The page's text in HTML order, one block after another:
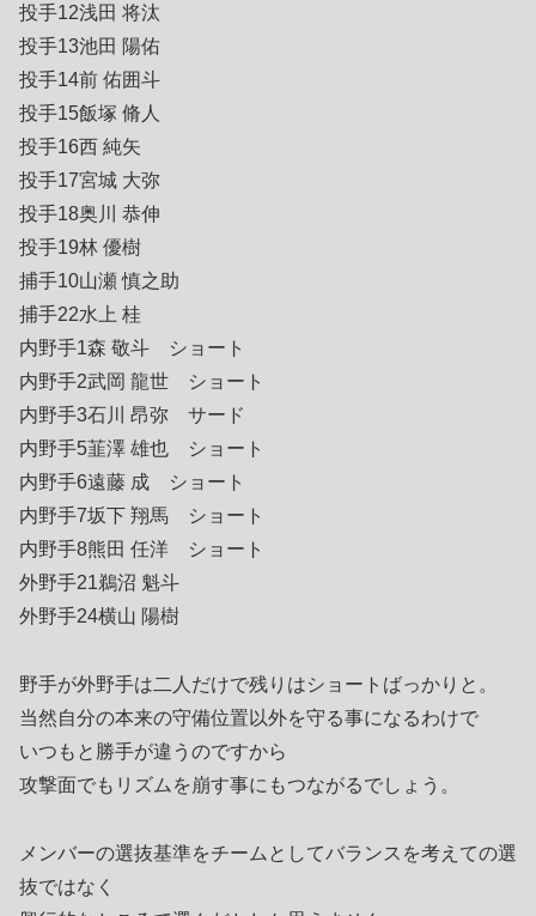
投手12浅田 将汰
投手13池田 陽佑
投手14前 佑囲斗
投手15飯塚 脩人
投手16西 純矢
投手17宮城 大弥
投手18奥川 恭伸
投手19林 優樹
捕手10山瀬 慎之助
捕手22水上 桂
内野手1森 敬斗 ショート
内野手2武岡 龍世 ショート
内野手3石川 昂弥 サード
内野手5韮澤 雄也 ショート
内野手6遠藤 成 ショート
内野手7坂下 翔馬 ショート
内野手8熊田 任洋 ショート
外野手21鵜沼 魁斗
外野手24横山 陽樹
野手が外野手は二人だけで残りはショートばっかりと。
当然自分の本来の守備位置以外を守る事になるわけで
いつもと勝手が違うのですから
攻撃面でもリズムを崩す事にもつながるでしょう。
メンバーの選抜基準をチームとしてバランスを考えての選
抜ではなく